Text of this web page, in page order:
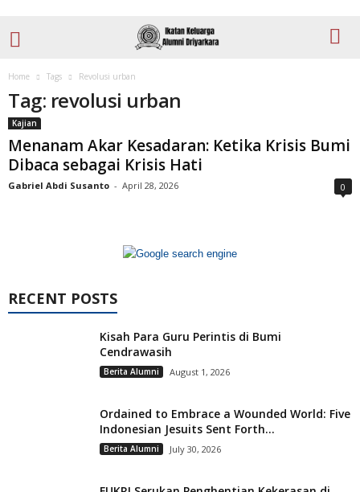
Home Tags Revolusi urban
Tag: revolusi urban
Kajian
Menanam Akar Kesadaran: Ketika Krisis Bumi
Dibaca sebagai Krisis Hati
Gabriel Abdi Susanto - April 28, 2026 0
RECENT POSTS
Kisah Para Guru Perintis di Bumi
Cendrawasih
Berita Alumni August 1, 2026
Ordained to Embrace a Wounded World: Five
Indonesian Jesuits Sent Forth...
Berita Alumni July 30, 2026